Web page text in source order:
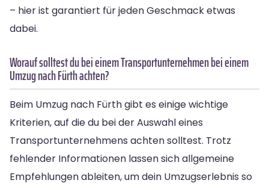
– hier ist garantiert für jeden Geschmack etwas
dabei.
Worauf solltest du bei einem Transportunternehmen bei einem
Umzug nach Fürth achten?
Beim Umzug nach Fürth gibt es einige wichtige
Kriterien, auf die du bei der Auswahl eines
Transportunternehmens achten solltest. Trotz
fehlender Informationen lassen sich allgemeine
Empfehlungen ableiten, um dein Umzugserlebnis so